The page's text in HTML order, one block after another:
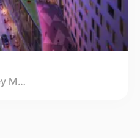
Mahmutbey, Mahmutbey Mah.